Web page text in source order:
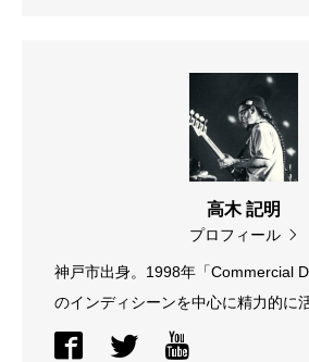
高木 記明
プロフィール
神戸市出身。1998年「Commercial
のインディシーンを中心に精力的に